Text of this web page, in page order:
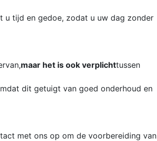
u tijd en gedoe, zodat u uw dag zonder
maar het is ook verplichttussen
dit getuigt van goed onderhoud en
met ons op om de voorbereiding van